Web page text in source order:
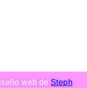
web deSteph